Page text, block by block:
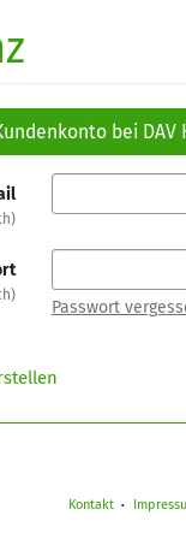
bei
Passwort
Kontakt